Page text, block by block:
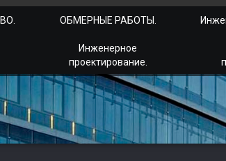
ОБМЕРНЫЕ РАБОТЫ.
Инженерное
проектирование.